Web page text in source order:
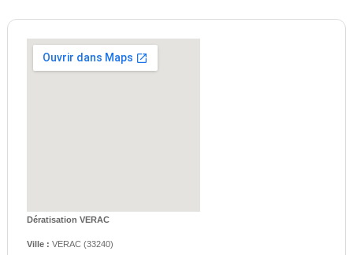
Dératisation VERAC
Ville : VERAC(33240)